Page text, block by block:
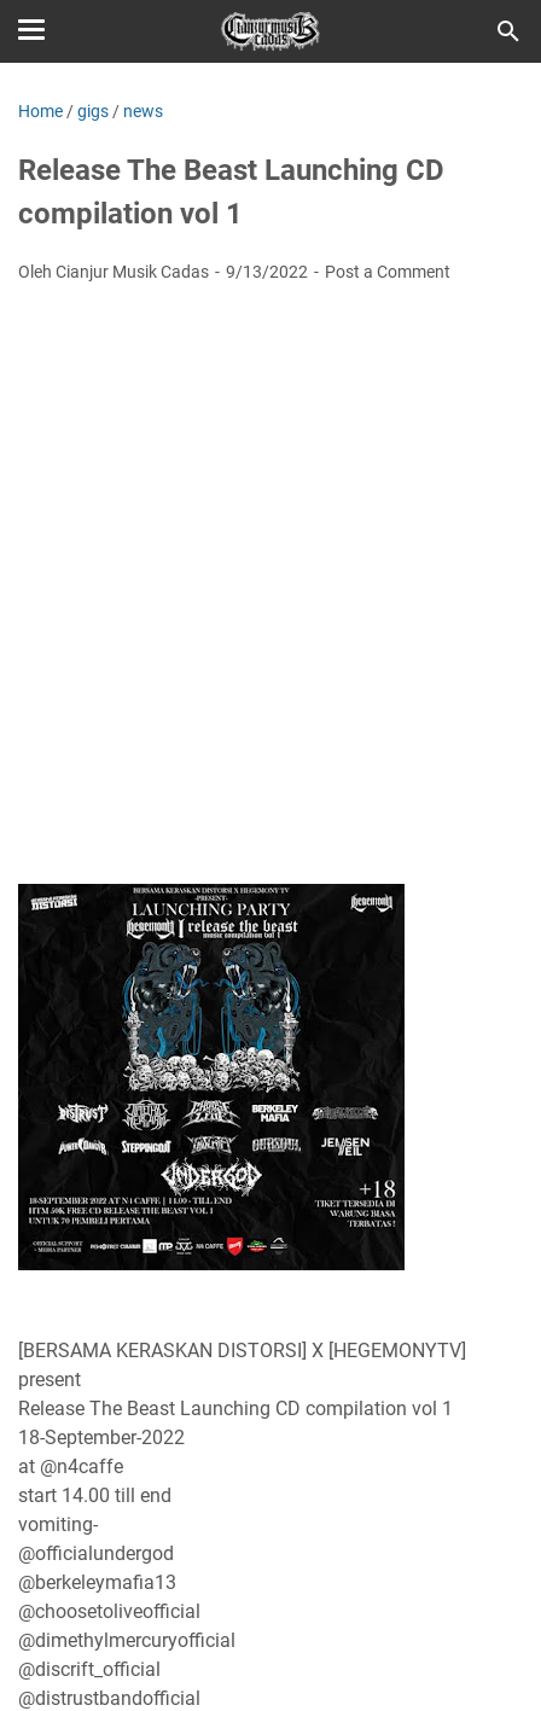
Home /gigs / news
Release The Beast Launching CD
compilation vol 1
Oleh Cianjur Musik Cadas 9/13/2022 Post a Comment
[BERSAMA KERASKAN DISTORSI] X [HEGEMONYTV]
present
Release The Beast Launching CD compilation vol 1
18-September-2022
at @n4caffe
start 14.00 till end
vomiting-
@officialundergod
@berkeleymafia13
@choosetoliveofficial
@dimethylmercuryofficial
@discrift_official
@distrustbandofficial